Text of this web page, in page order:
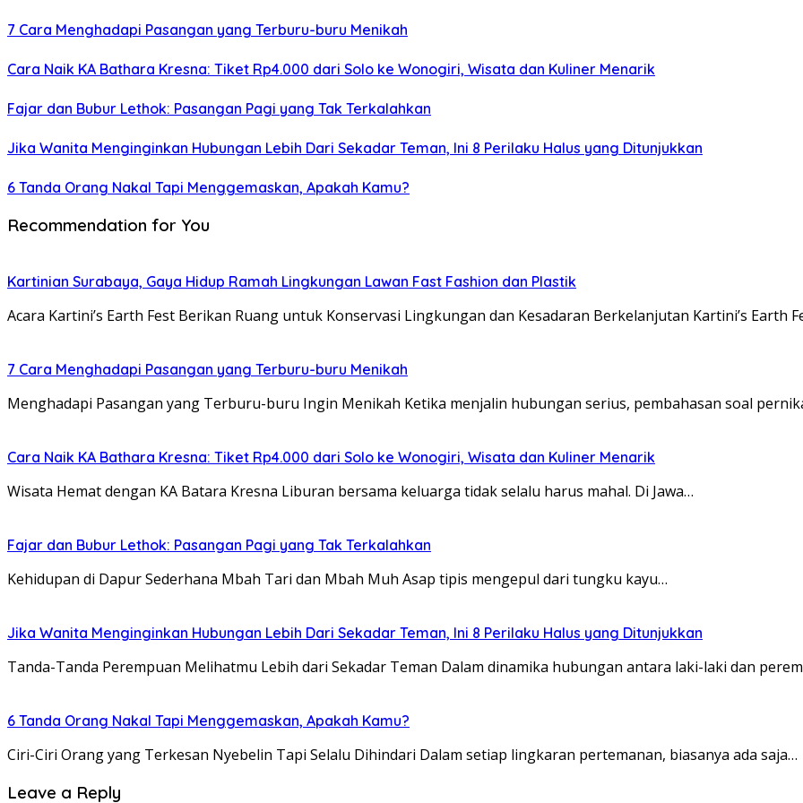
7 Cara Menghadapi Pasangan yang Terburu-buru Menikah
Cara Naik KA Bathara Kresna: Tiket Rp4.000 dari Solo ke Wonogiri, Wisata dan Kuliner Menarik
Fajar dan Bubur Lethok: Pasangan Pagi yang Tak Terkalahkan
Jika Wanita Menginginkan Hubungan Lebih Dari Sekadar Teman, Ini 8 Perilaku Halus yang Ditunjukkan
6 Tanda Orang Nakal Tapi Menggemaskan, Apakah Kamu?
Recommendation for You
Kartinian Surabaya, Gaya Hidup Ramah Lingkungan Lawan Fast Fashion dan Plastik
Acara Kartini’s Earth Fest Berikan Ruang untuk Konservasi Lingkungan dan Kesadaran Berkelanjutan Kartini’s Earth
7 Cara Menghadapi Pasangan yang Terburu-buru Menikah
Menghadapi Pasangan yang Terburu-buru Ingin Menikah Ketika menjalin hubungan serius, pembahasan soal
Cara Naik KA Bathara Kresna: Tiket Rp4.000 dari Solo ke Wonogiri, Wisata dan Kuliner Menarik
Wisata Hemat dengan KA Batara Kresna Liburan bersama keluarga tidak selalu harus mahal. Di Jawa…
Fajar dan Bubur Lethok: Pasangan Pagi yang Tak Terkalahkan
Kehidupan di Dapur Sederhana Mbah Tari dan Mbah Muh Asap tipis mengepul dari tungku kayu…
Jika Wanita Menginginkan Hubungan Lebih Dari Sekadar Teman, Ini 8 Perilaku Halus yang Ditunjukkan
Tanda-Tanda Perempuan Melihatmu Lebih dari Sekadar Teman Dalam dinamika hubungan antara laki-laki dan
6 Tanda Orang Nakal Tapi Menggemaskan, Apakah Kamu?
Ciri-Ciri Orang yang Terkesan Nyebelin Tapi Selalu Dihindari Dalam setiap lingkaran pertemanan, biasanya ada saja…
Leave a Reply